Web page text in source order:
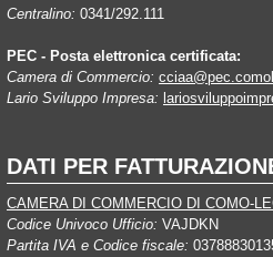
Centralino: 0341/292.111
PEC - Posta elettronica certificata:
Camera di Commercio:
Lario Sviluppo Impresa:
DATI PER
CAMERA DI COMMERCIO DI COMO-
Codice Univoco Ufficio: VAJDKN
Partita IVA e Codice fiscale: